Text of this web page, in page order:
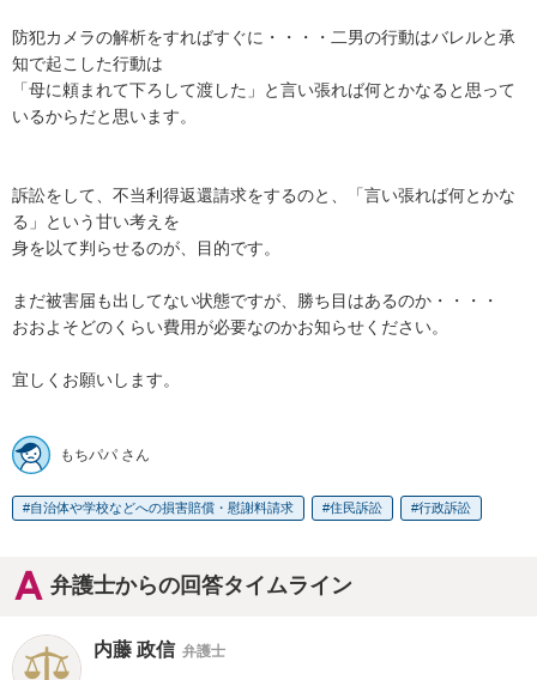
防犯カメラの解析をすればすぐに・・・・二男の行動はバレルと承
知で起こした行動は
「母に頼まれて下ろして渡した」と言い張れば何とかなると思って
いるからだと思います。
訴訟をして、不当利得返還請求をするのと、「言い張れば何とかな
る」という甘い考えを
身を以て判らせるのが、目的です。
まだ被害届も出してない状態ですが、勝ち目はあるのか・・・・
おおよそどのくらい費用が必要なのかお知らせください。
宜しくお願いします。
もちパパ さん
自治体や学校などへの損害賠償・慰謝料請求 住民訴訟 行政訴訟
弁護士からの回答タイムライン
内藤 政信 弁護士